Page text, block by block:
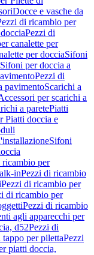
Docce e vasche da
di ricambio per
Pezzi di
canalette per
per docciaSifoni
per doccia a
Pezzi di
pavimentoScarichi a
per scarichi a
a paretePiatti
Piatti doccia e
Sifoni
ricambio per
inPezzi di ricambio
Pezzi di ricambio per
di ricambio per
Pezzi di ricambio
agli apparecchi per
d52Pezzi di
tappo per pilettaPezzi
piatti doccia,